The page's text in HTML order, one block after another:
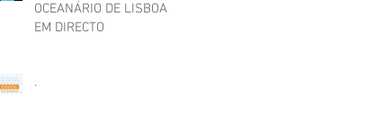
OCEANÁRIO DE LISBOA
EM DIRECTO
.